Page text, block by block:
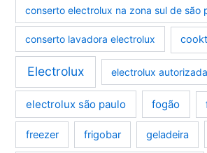
conserto electrolux na zona sul de são
conserto lavadora electrolux
Electrolux electrolux autorizada
electrolux são paulo fogão
freezer frigobar geladeira